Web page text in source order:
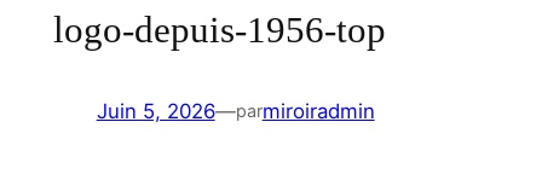
logo-depuis-1956-top
Juin 5, 2026—parmiroiradmin